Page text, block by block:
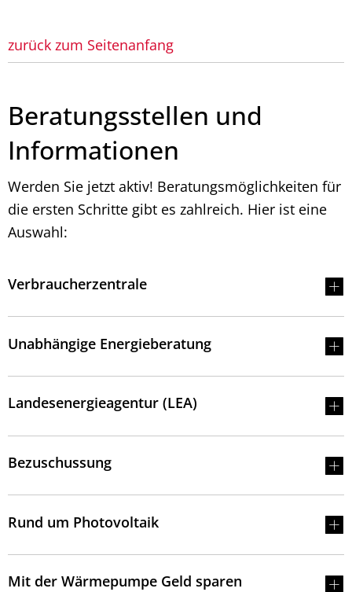
zurück zum Seitenanfang
Beratungsstellen und
Informationen
Werden Sie jetzt aktiv! Beratungsmöglichkeiten für
die ersten Schritte gibt es zahlreich. Hier ist eine
Auswahl:
Verbraucherzentrale
Unabhängige Energieberatung
Landesenergieagentur (LEA)
Bezuschussung
Rund um Photovoltaik
Mit der Wärmepumpe Geld sparen